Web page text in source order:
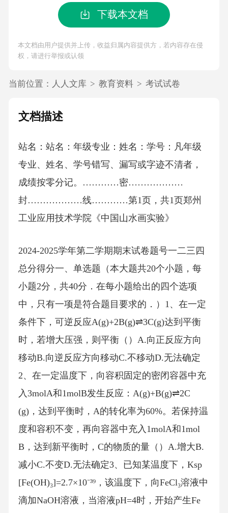
下载本文档
本文档由用户提供并上传，收益归属内容提供方，若内容存在侵
权，请进行举报或认领
当前位置： 人人文库 > 教育资料 > 考试试卷
文档描述
站名：站名：年级专业：姓名：学号：凡年级
专业、姓名、学号错写、漏写或字迹不清者，
成绩按零分记。…………密………………
封………………线…………第1页，共1页郑州
工业应用技术学院《中国山水画实验》
2024-2025学年第二学期期末试卷题号一二三四
总分得分一、单选题（本大题共20个小题，每
小题2分，共40分．在每小题给出的四个选项
中，只有一项是符合题目要求的．）1、在一定
条件下，可逆反应A(g)+2B(g)⇌3C(g)达到平衡
时，若增大压强，则平衡（）A.向正反应方向
移动B.向逆反应方向移动C.不移动D.无法确定
2、在一定温度下，向容积固定的密闭容器中充
入3molA和1molB发生反应：A(g)+B(g)⇌2C
(g)，达到平衡时，A的转化率为60%。若保持温
度和容积不变，再向容器中充入1molA和1mol
B，达到新平衡时，C的物质的量（）A.增大B.
减小C.不变D.无法确定3、已知某温度下，Ksp
[Fe(OH)₃]=2.7×10⁻³⁹，该温度下，向FeCl₃溶液中
滴加NaOH溶液，当溶液pH=4时，开始产生Fe